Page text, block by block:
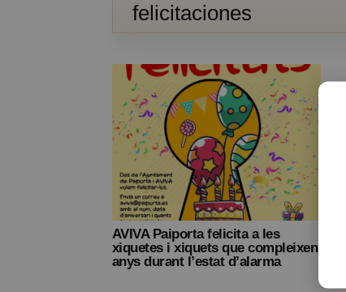
felicitaciones
AVIVA Paiporta felicita a les
xiquetes i xiquets que compleixen
anys durant l’estat d’alarma